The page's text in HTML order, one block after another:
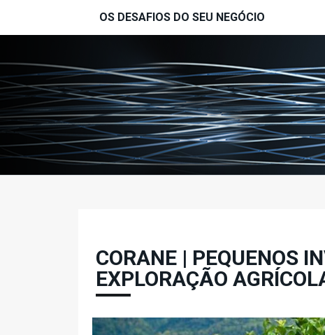
OS DESAFIOS DO SEU NEGÓCIO
CORANE | PEQUENOS
EXPLORAÇÃO